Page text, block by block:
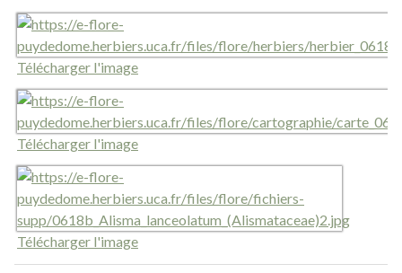
Télécharger l'image
Télécharger l'image
Télécharger l'image